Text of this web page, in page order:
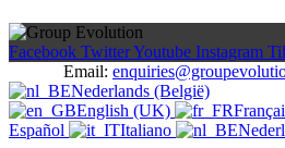
Facebook TwitterYoutube Instagram
Email:
Nederlands (België)
English (UK)
Español
Italiano